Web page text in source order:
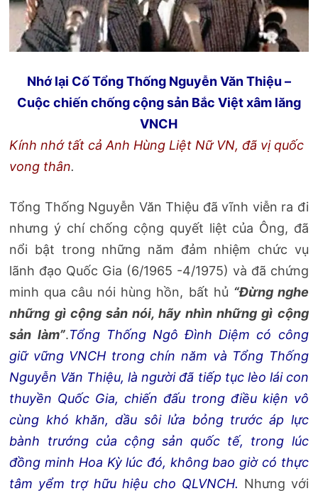
Nhớ lại Cố Tổng Thống Nguyễn Văn Thiệu –
Cuộc chiến chống cộng sản Bắc Việt xâm lăng
VNCH
Kính nhớ tất cả Anh Hùng Liệt Nữ VN, đã vị quốc
vong thân.
Tổng Thống Nguyễn Văn Thiệu đã vĩnh viễn ra đi
nhưng ý chí chống cộng quyết liệt của Ông, đã
nổi bật trong những năm đảm nhiệm chức vụ
lãnh đạo Quốc Gia (6/1965 -4/1975) và đã chứng
minh qua câu nói hùng hồn, bất hủ “Đừng nghe
những gì cộng sản nói, hãy nhìn những gì cộng
sản làm”.Tổng Thống Ngô Đình Diệm có công
giữ vững VNCH trong chín năm và Tổng Thống
Nguyễn Văn Thiệu, là người đã tiếp tục lèo lái con
thuyền Quốc Gia, chiến đấu trong điều kiện vô
cùng khó khăn, dầu sôi lửa bỏng trước áp lực
bành trướng của cộng sản quốc tế, trong lúc
đồng minh Hoa Kỳ lúc đó, không bao giờ có thực
tâm yểm trợ hữu hiệu cho QLVNCH. Nhưng với